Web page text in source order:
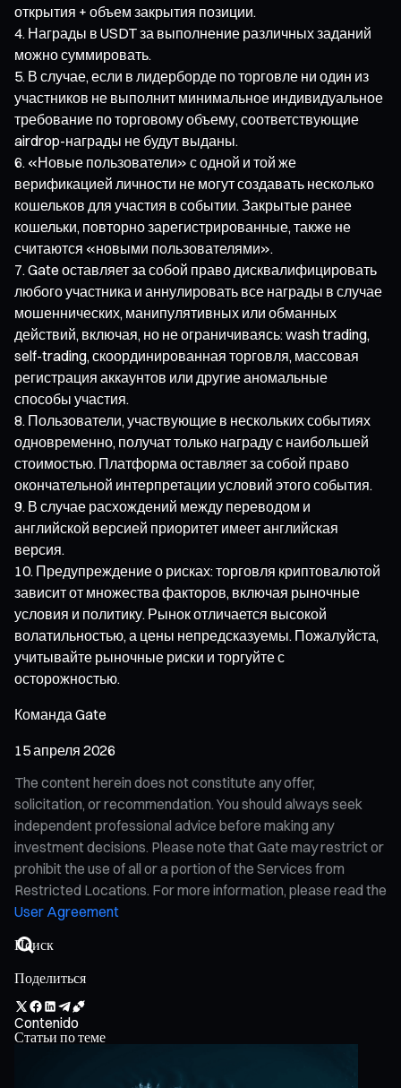
открытия + объем закрытия позиции.
Награды в USDT за выполнение различных заданий
можно суммировать.
В случае, если в лидерборде по торговле ни один из
участников не выполнит минимальное индивидуальное
требование по торговому объему, соответствующие
airdrop-награды не будут выданы.
«Новые пользователи» с одной и той же
верификацией личности не могут создавать несколько
кошельков для участия в событии. Закрытые ранее
кошельки, повторно зарегистрированные, также не
считаются «новыми пользователями».
Gate оставляет за собой право дисквалифицировать
любого участника и аннулировать все награды в случае
мошеннических, манипулятивных или обманных
действий, включая, но не ограничиваясь: wash trading,
self-trading, скоординированная торговля, массовая
регистрация аккаунтов или другие аномальные
способы участия.
Пользователи, участвующие в нескольких событиях
одновременно, получат только награду с наибольшей
стоимостью. Платформа оставляет за собой право
окончательной интерпретации условий этого события.
В случае расхождений между переводом и
английской версией приоритет имеет английская
версия.
Предупреждение о рисках: торговля криптовалютой
зависит от множества факторов, включая рыночные
условия и политику. Рынок отличается высокой
волатильностью, а цены непредсказуемы. Пожалуйста,
учитывайте рыночные риски и торгуйте с
осторожностью.
Команда Gate
15 апреля 2026
The content herein does not constitute any offer,
solicitation, or recommendation. You should always seek
independent professional advice before making any
investment decisions. Please note that Gate may restrict or
prohibit the use of all or a portion of the Services from
Restricted Locations. For more information, please read the
User Agreement
Поделиться
Contenido
Статьи по теме